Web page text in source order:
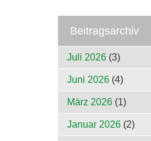
Beitragsarchiv
Juli 2026 (3)
Juni 2026 (4)
März 2026 (1)
Januar 2026 (2)